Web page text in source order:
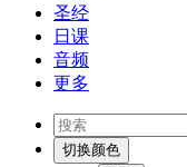
圣经
日课
音频
更多
切换颜色